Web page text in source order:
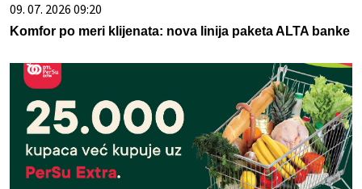
09. 07. 2026 09:20
Komfor po meri klijenata: nova linija paketa ALTA banke